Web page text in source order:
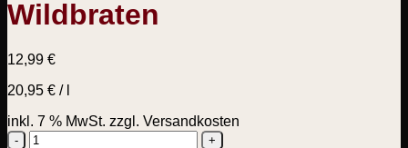
Wildbraten
12,99 €
20,95 € /
inkl. 7 % MwSt. zzgl. Versandkosten